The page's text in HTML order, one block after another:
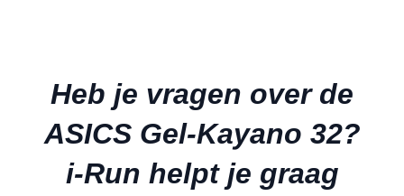
Heb je vragen over de
ASICS Gel-Kayano 32?
i-Run helpt je graag